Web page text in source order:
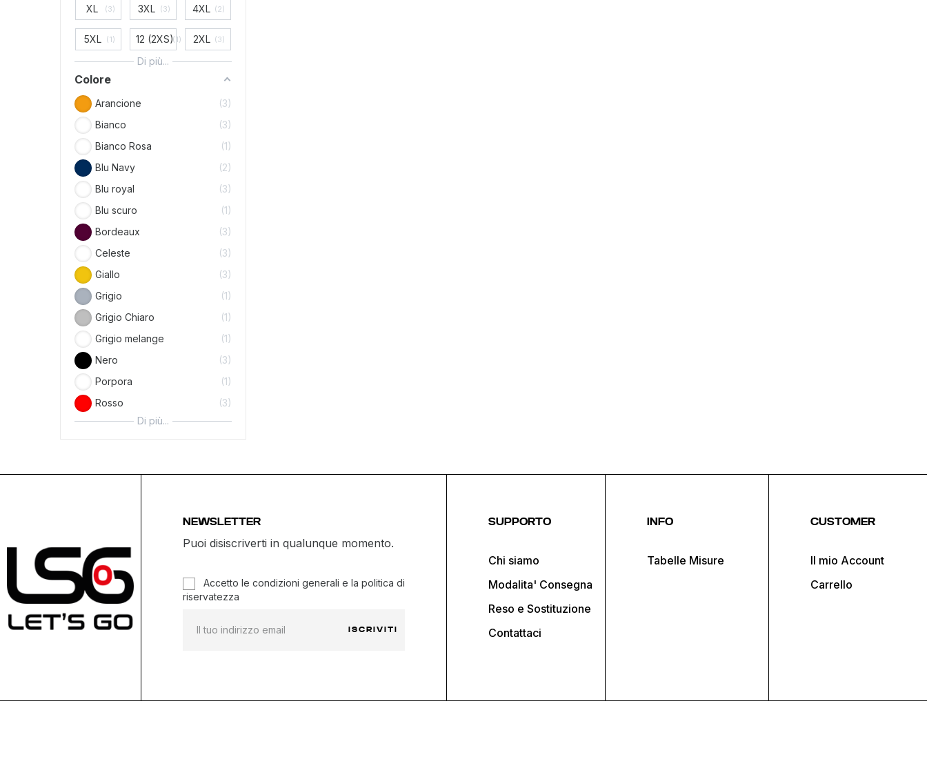
XL 3 3XL 3 4XL 2
5XL 1 12 (2XS) 1 2XL 3
Di più...
Colore
Arancione
3
Bianco
3
Bianco Rosa
1
Blu Navy
2
Blu royal
3
Blu scuro
1
Bordeaux
3
Celeste
3
Giallo
3
Grigio
1
Grigio Chiaro
1
Grigio melange
1
Nero
3
Porpora
1
Rosso
3
Di più...
NEWSLETTER
Puoi disiscriverti in qualunque momento.
Accetto le condizioni generali e la politica di
riservatezza
ISCRIVITI
SUPPORTO
Chi siamo
Modalita' Consegna
Reso e Sostituzione
Contattaci
INFO
Tabelle Misure
CUSTOMER
Il mio Account
Carrello